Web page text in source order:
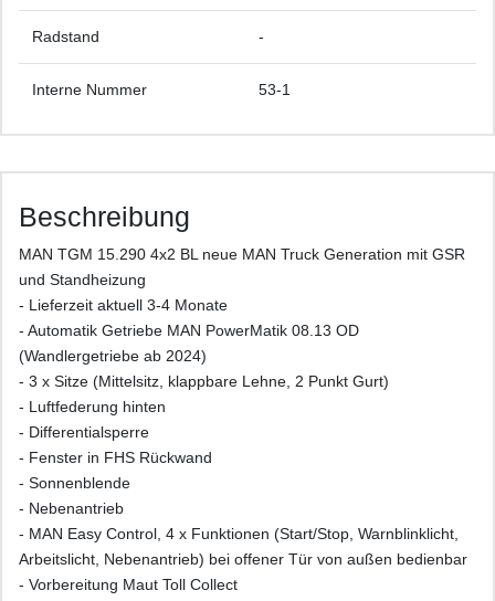
Radstand -
Interne Nummer 53-1
Beschreibung
MAN TGM 15.290 4x2 BL neue MAN Truck Generation mit GSR
und Standheizung
- Lieferzeit aktuell 3-4 Monate
- Automatik Getriebe MAN PowerMatik 08.13 OD
(Wandlergetriebe ab 2024)
- 3 x Sitze (Mittelsitz, klappbare Lehne, 2 Punkt Gurt)
- Luftfederung hinten
- Differentialsperre
- Fenster in FHS Rückwand
- Sonnenblende
- Nebenantrieb
- MAN Easy Control, 4 x Funktionen (Start/Stop, Warnblinklicht,
Arbeitslicht, Nebenantrieb) bei offener Tür von außen bedienbar
- Vorbereitung Maut Toll Collect